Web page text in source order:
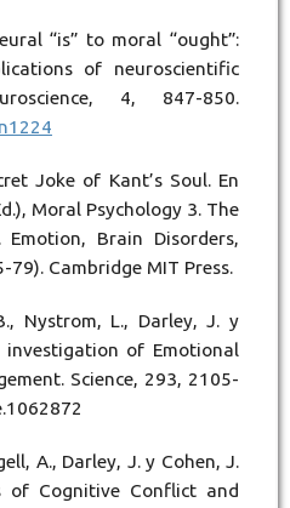
“is” to moral “ought”:
of neuroscientific
4, 847-850.
Joke of Kant’s Soul. En
Moral Psychology 3. The
Brain Disorders,
79). Cambridge MIT Press.
Nystrom, L., Darley, J. y
investigation of Emotional
Science, 293, 2105-
A., Darley, J. y Cohen, J.
of Cognitive Conflict and